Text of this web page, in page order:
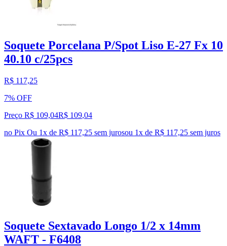
Soquete Porcelana P/Spot Liso E-27 Fx 10
40.10 c/25pcs
R$ 117,25
7% OFF
Preço R$ 109,04R$ 109,04
no Pix Ou 1x de R$ 117,25 sem jurosou 1x de R$ 117,25 sem juros
Soquete Sextavado Longo 1/2 x 14mm
WAFT - F6408